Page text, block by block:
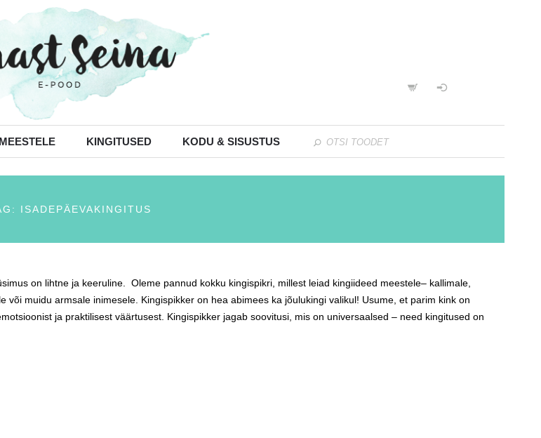
MEESTELE KINGITUSED KODU & SISUSTUS
ISADEPÄEVAKINGITUS
on lihtne ja keeruline. Oleme pannud kokku kingispikri, millest leiad kingiideed meestele– kallimale,
või muidu armsale inimesele. Kingispikker on hea abimees ka jõulukingi valikul! Usume, et parim kink on
ja praktilisest väärtusest. Kingispikker jagab soovitusi, mis on universaalsed – need kingitused on